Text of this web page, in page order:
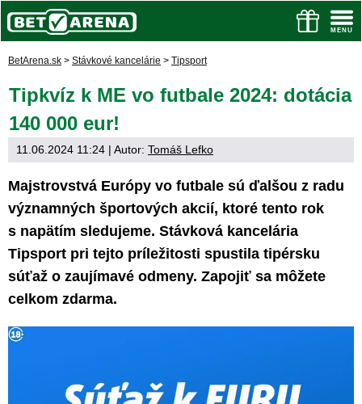
BetArena.sk > Stávkové kancelárie > Tipsport
Tipkvíz k ME vo futbale 2024: dotácia
140 000 eur!
11.06.2024 11:24 | Autor: Tomáš Lefko
Majstrovstvá Európy vo futbale sú ďalšou z radu
významných športových akcií, ktoré tento rok
s napätím sledujeme. Stávková kancelária
Tipsport pri tejto príležitosti spustila tipérsku
súťaž o zaujímavé odmeny. Zapojiť sa môžete
celkom zdarma.